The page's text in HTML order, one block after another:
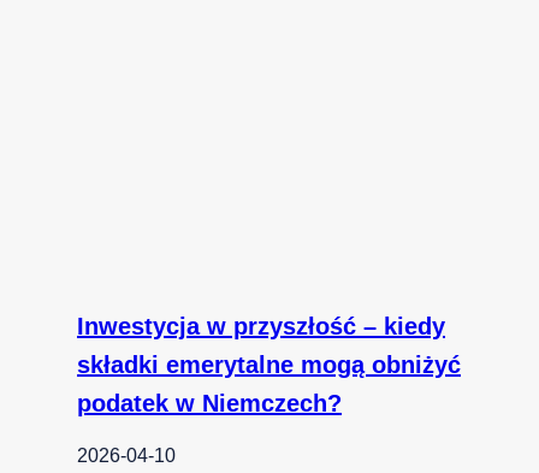
Inwestycja w przyszłość – kiedy
składki emerytalne mogą obniżyć
podatek w Niemczech?
2026-04-10